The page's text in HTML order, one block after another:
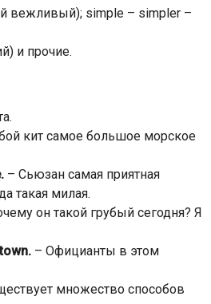
simple – simpler –
и прочие.
кит самое большое морское
– Сьюзан самая приятная
такая милая.
он такой грубый сегодня? Я
– Официанты в этом
множество способов